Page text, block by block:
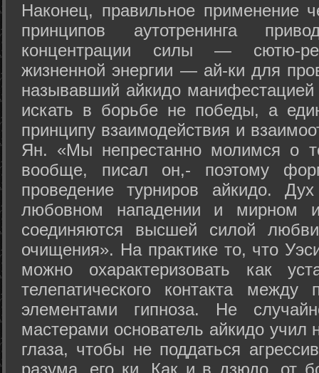
Наконец, правильное применение
принципов аутотренинга
концентрации силы — сютю-
жизненной энергии — ай-ки для
называвший айкидо
искать в борьбе не победы, а
принципу взаимодействия и
Ян. «Мы непрестанно молимся о
вообще, писал он,- поэтому
проведение турниров айкидо.
любовном нападении и мирном
соединяются высшей силой
очищения». На практике то, что
можно охарактеризовать как
телепатического контакта между
элементами гипноза. Не
мастерами основатель айкидо учил
глаза, чтобы не поддаться
разума, его ки. Как и в дзюдо, от